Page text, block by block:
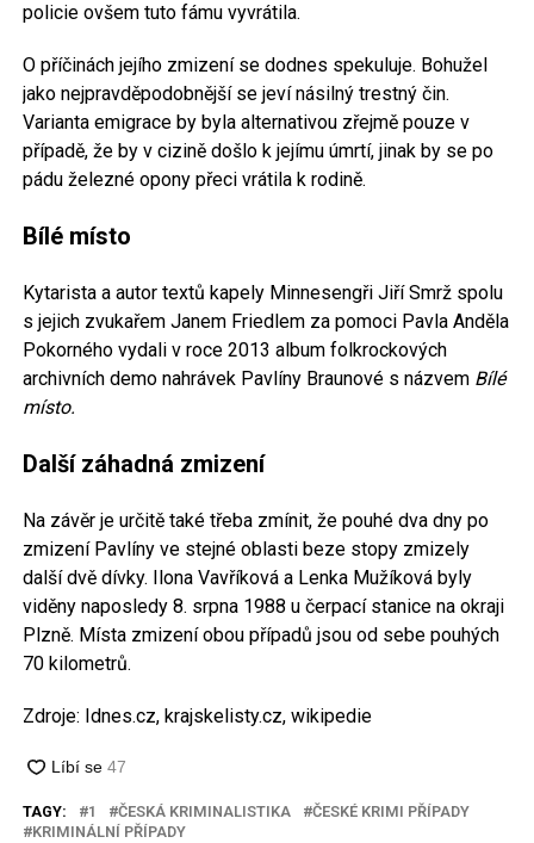
policie ovšem tuto fámu vyvrátila.
O příčinách jejího zmizení se dodnes spekuluje. Bohužel
jako nejpravděpodobnější se jeví násilný trestný čin.
Varianta emigrace by byla alternativou zřejmě pouze v
případě, že by v cizině došlo k jejímu úmrtí, jinak by se po
pádu železné opony přeci vrátila k rodině.
Bílé místo
Kytarista a autor textů kapely Minnesengři Jiří Smrž spolu
s jejich zvukařem Janem Friedlem za pomoci Pavla Anděla
Pokorného vydali v roce 2013 album folkrockových
archivních demo nahrávek Pavlíny Braunové s názvemBílé
místo.
Další záhadná zmizení
Na závěr je určitě také třeba zmínit, že pouhé dva dny po
zmizení Pavlíny ve stejné oblasti beze stopy zmizely
další dvě dívky. Ilona Vavříková a Lenka Mužíková byly
viděny naposledy 8. srpna 1988 u čerpací stanice na okraji
Plzně. Místa zmizení obou případů jsou od sebe pouhých
70 kilometrů.
Zdroje: Idnes.cz, krajskelisty.cz, wikipedie
TAGY: 1 ČESKÁ KRIMINALISTIKA
ČESKÉ KRIMI PŘÍPADY
KRIMINÁLNÍ PŘÍPADY